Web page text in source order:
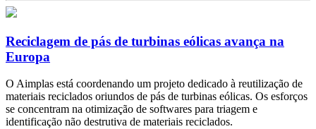
Reciclagem de pás de turbinas eólicas avança na
Europa
O Aimplas está coordenando um projeto dedicado à reutilização de
materiais reciclados oriundos de pás de turbinas eólicas. Os esforços
se concentram na otimização de softwares para triagem e
identificação não destrutiva de materiais reciclados.